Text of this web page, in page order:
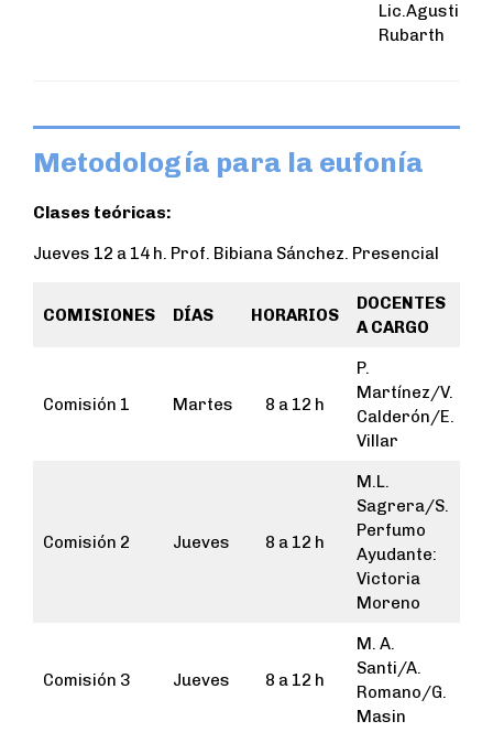
Lic.Agustina
Rubarth
Metodología para la eufonía
Clases teóricas:
Jueves 12 a 14 h. Prof. Bibiana Sánchez. Presencial
COMISIONES DÍAS HORARIOS
DOCENTES
A CARGO
Comisión 1 Martes 8 a 12 h
P.
Martínez/V.
Calderón/E.
Villar
Comisión 2 Jueves 8 a 12 h
M.L.
Sagrera/S.
Perfumo
Ayudante:
Victoria
Moreno
Comisión 3 Jueves 8 a 12 h
M. A.
Santi/A.
Romano/G.
Masin